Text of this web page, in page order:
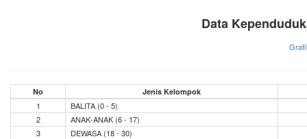
Data
No Jenis Kelompok
1
BALITA (0 - 5)
2
ANAK-ANAK (6 - 17)
3
DEWASA (18 - 30)